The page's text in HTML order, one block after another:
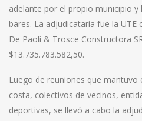
adelante por el propio municipio
bares. La adjudicataria fue la
De Paoli & Trosce Constructora
$13.735.783.582,50.
Luego de reuniones que mantuvo
costa, colectivos de vecinos,
deportivas, se llevó a cabo la